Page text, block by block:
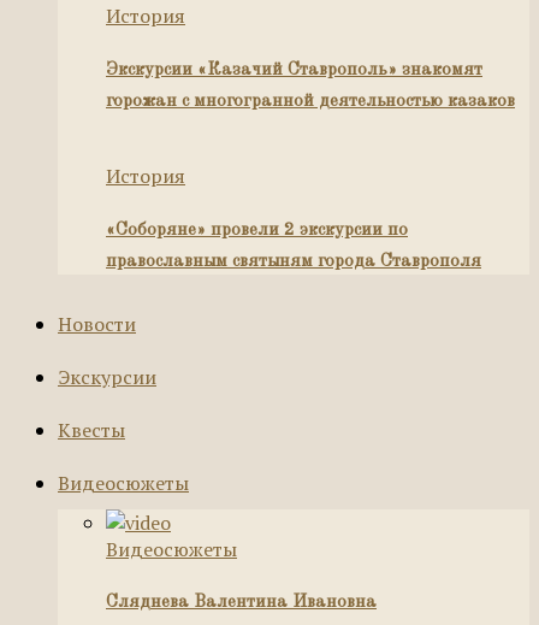
История
Экскурсии «Казачий Ставрополь» знакомят
горожан с многогранной деятельностью казаков
История
«Соборяне» провели 2 экскурсии по
православным святыням города Ставрополя
Новости
Экскурсии
Квесты
Видеосюжеты
Видеосюжеты
Сляднева Валентина Ивановна